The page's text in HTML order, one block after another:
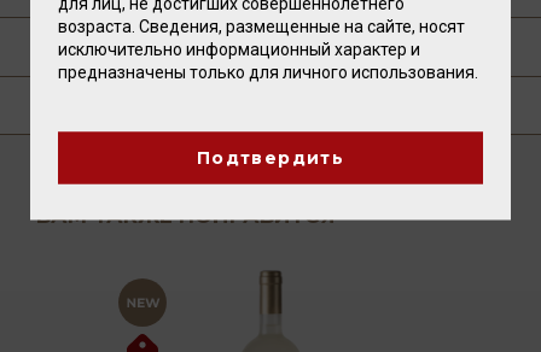
ТЕХНОЛОГИЯ
ВАМ ТАКЖЕ ПОНРАВИТСЯ
возраста. Сведения, размещенные на сайте, носят
исключительно информационный характер и
предназначены только для личного использования.
Подтвердить